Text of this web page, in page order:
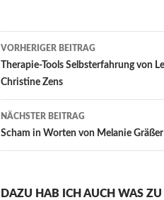
Beitragsnavigation
VORHERIGER BEITRAG
Therapie-Tools Selbsterfahrung von
Christine Zens
NÄCHSTER BEITRAG
Scham in Worten von Melanie Gräßer
DAZU HAB ICH AUCH WAS ZU